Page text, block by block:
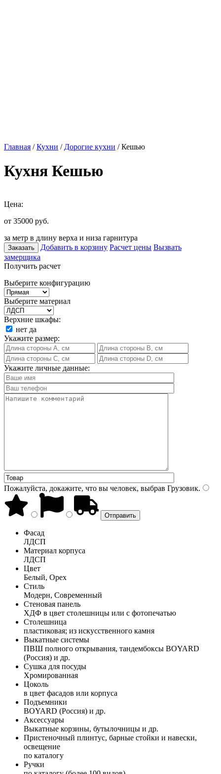
Главная /Кухни / Дорогие кухни / Кешью
Кухня Кешью
Цена:
от 35000 руб.
за метр в длину верха и низа гарнитура
Заказать Добавить в корзину Расчет цены Вызвать
замерщика
Получить расчет
Выберите конфигурацию
Выберите материал
Верхние шкафы:
нет да
Укажите размер:
Укажите личные данные:
Пожалуйста, докажите, что вы человек, выбрав Грузовик.
Фасад
ЛДСП
Материал корпуса
ЛДСП
Цвет
Белый, Орех
Стиль
Модерн, Современный
Стеновая панель
ХДФ в цвет столешницы или с фотопечатью
Столешница
пластиковая; из искусственного камня
Выкатные системы
ПВШ полного открывания, тандембоксы BOYARD
(Россия) и др.
Сушка для посуды
Хромированная
Цоколь
в цвет фасадов или корпуса
Подъемники
BOYARD (Россия) и др.
Аксессуары
Выкатные корзины, бутылочницы и др.
Пристеночный плинтус, барные стойки и навески,
освещение
по каталогу
Ручки